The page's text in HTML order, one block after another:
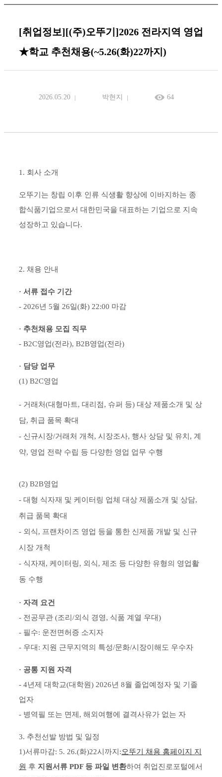
[취업정보][(주)오뚜기]2026 전라지역 영업
★학교 추천채용(~5.26(화)22까지)
2026.05.20 박현지 64
1. 회사 소개
오뚜기는 창립 이후 인류 식생활 향상에 이바지하는 종
합식품기업으로서 대한민국을 대표하는 기업으로 지속
성장하고 있습니다.
2. 채용 안내
· 서류 접수 기간
- 2026년 5월 26일(화) 22:00 마감
· 추천채용 모집 직무
- B2C영업(전라), B2B영업(전라)
· 담당 업무
(1) B2C영업
- 거래처(대형마트, 대리점, 슈퍼 등) 대상 제품소개 및 상
담, 취급 품목 확대
- 신규시장/거래처 개척, 시장조사, 행사 상담 및 유치, 계
약, 영업 전략 수립 등 다양한 영업 업무 수행
(2) B2B영업
- 대형 식자재 및 케이터링 업체 대상 제품소개 및 상담,
취급 품목 확대
- 외식, 프랜차이즈 영업 등을 통한 신제품 개발 및 신규
시장 개척
- 식자재, 케이터링, 외식, 제조 등 다양한 유형의 영업활
동 수행
· 자격 요건
- 전공무관 (조리/외식 경영, 식품 계열 우대)
- 필수: 운전면허증 소지자
- 우대: 지원 근무지역의 특성/문화/시장이해도 우수자
· 공통 지원 자격
- 4년제 대학교(대학원) 2026년 8월 졸업예정자 및 기졸
업자
- 병역필 또는 면제, 해외여행에 결격사유가 없는 자
3. 추천선발 방법 및 일정
1)서류마감: 5. 26.(화)22시까지:오뚜기 채용 홈페이지 지
원 후 지원서류 PDF 등 파일 변환하여 취업진로포털에서